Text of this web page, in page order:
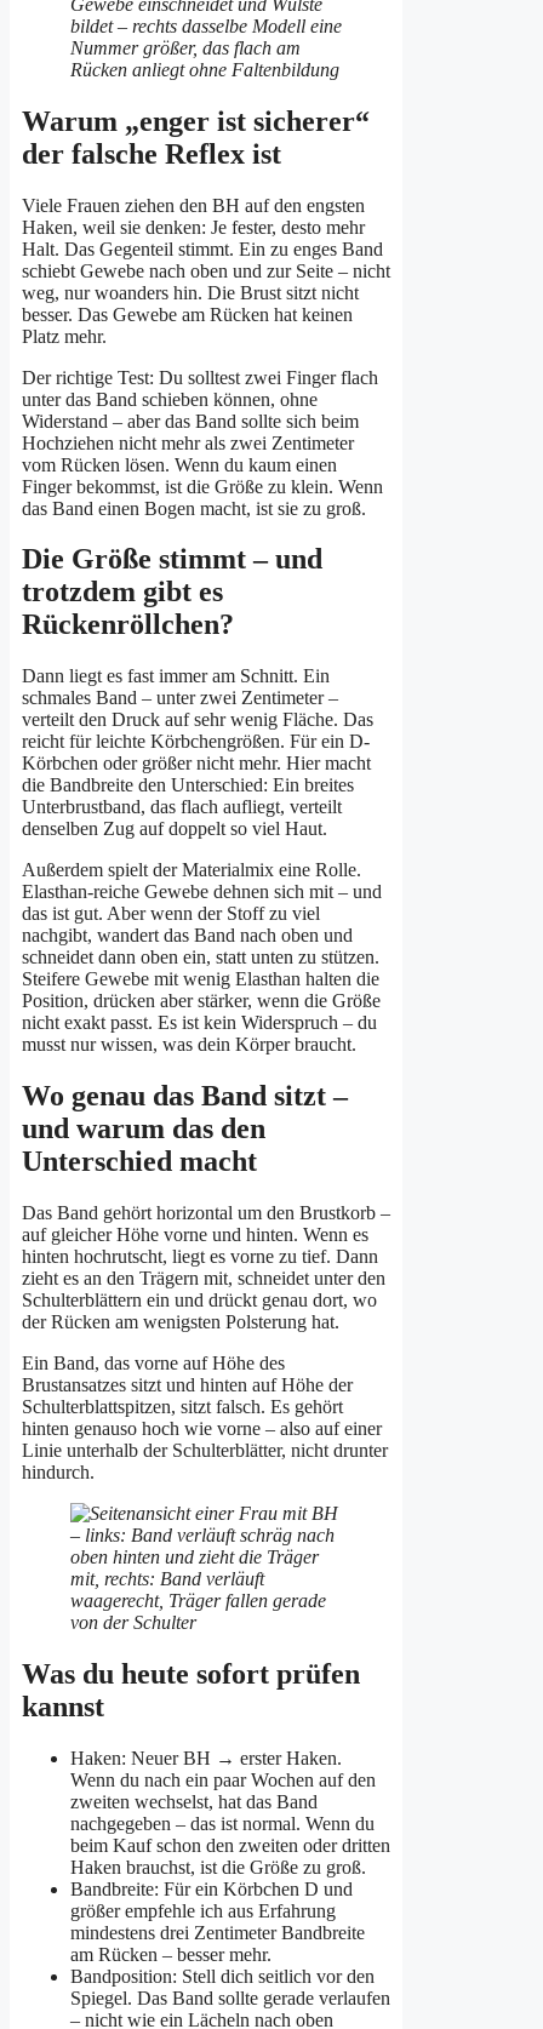
Warum „enger ist sicherer“
der falsche Reflex ist
Viele Frauen ziehen den BH auf den engsten
Haken, weil sie denken: Je fester, desto mehr
Halt. Das Gegenteil stimmt. Ein zu enges Band
schiebt Gewebe nach oben und zur Seite – nicht
weg, nur woanders hin. Die Brust sitzt nicht
besser. Das Gewebe am Rücken hat keinen
Platz mehr.
Der richtige Test: Du solltest zwei Finger flach
unter das Band schieben können, ohne
Widerstand – aber das Band sollte sich beim
Hochziehen nicht mehr als zwei Zentimeter
vom Rücken lösen. Wenn du kaum einen
Finger bekommst, ist die Größe zu klein. Wenn
das Band einen Bogen macht, ist sie zu groß.
Die Größe stimmt – und
trotzdem gibt es
Rückenröllchen?
Dann liegt es fast immer am Schnitt. Ein
schmales Band – unter zwei Zentimeter –
verteilt den Druck auf sehr wenig Fläche. Das
reicht für leichte Körbchengrößen. Für ein D-
Körbchen oder größer nicht mehr. Hier macht
die Bandbreite den Unterschied: Ein breites
Unterbrustband, das flach aufliegt, verteilt
denselben Zug auf doppelt so viel Haut.
Außerdem spielt der Materialmix eine Rolle.
Elasthan-reiche Gewebe dehnen sich mit – und
das ist gut. Aber wenn der Stoff zu viel
nachgibt, wandert das Band nach oben und
schneidet dann oben ein, statt unten zu stützen.
Steifere Gewebe mit wenig Elasthan halten die
Position, drücken aber stärker, wenn die Größe
nicht exakt passt. Es ist kein Widerspruch – du
musst nur wissen, was dein Körper braucht.
Wo genau das Band sitzt –
und warum das den
Unterschied macht
Das Band gehört horizontal um den Brustkorb –
auf gleicher Höhe vorne und hinten. Wenn es
hinten hochrutscht, liegt es vorne zu tief. Dann
zieht es an den Trägern mit, schneidet unter den
Schulterblättern ein und drückt genau dort, wo
der Rücken am wenigsten Polsterung hat.
Ein Band, das vorne auf Höhe des
Brustansatzes sitzt und hinten auf Höhe der
Schulterblattspitzen, sitzt falsch. Es gehört
hinten genauso hoch wie vorne – also auf einer
Linie unterhalb der Schulterblätter, nicht drunter
hindurch.
Was du heute sofort prüfen
kannst
Haken: Neuer BH → erster Haken.
Wenn du nach ein paar Wochen auf den
zweiten wechselst, hat das Band
nachgegeben – das ist normal. Wenn du
beim Kauf schon den zweiten oder dritten
Haken brauchst, ist die Größe zu groß.
Bandbreite: Für ein Körbchen D und
größer empfehle ich aus Erfahrung
mindestens drei Zentimeter Bandbreite
am Rücken – besser mehr.
Bandposition: Stell dich seitlich vor den
Spiegel. Das Band sollte gerade verlaufen
– nicht wie ein Lächeln nach oben